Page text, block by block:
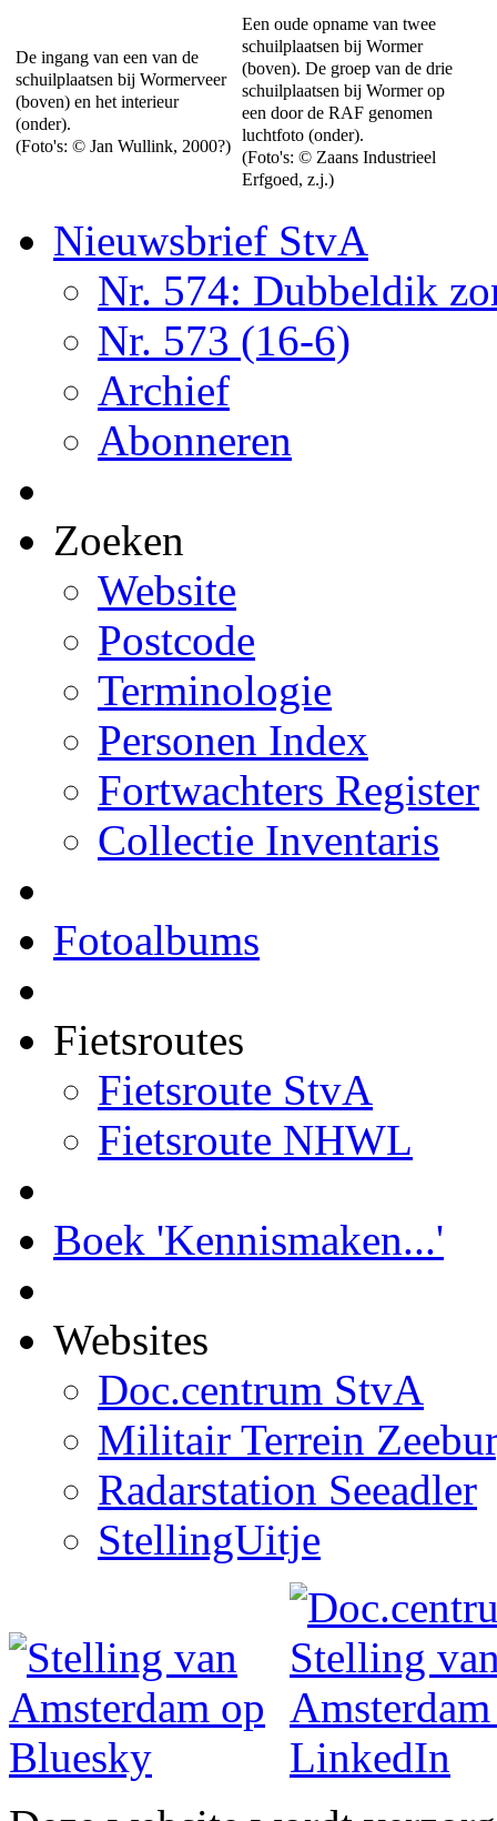
De ingang van een van de
schuilplaatsen bij Wormerveer
(boven) en het interieur
(onder).
(Foto's: © Jan Wullink, 2000?)
Een oude opname van twee
schuilplaatsen bij Wormer
(boven). De groep van de drie
schuilplaatsen bij Wormer op
een door de RAF genomen
luchtfoto (onder).
(Foto's: © Zaans Industrieel
Erfgoed, z.j.)
Nieuwsbrief StvA
Nr. 574: Dubbeldik
Nr. 573 (16-6)
Archief
Abonneren
Zoeken
Website
Postcode
Terminologie
Personen Index
Fortwachters Register
Collectie Inventaris
Fotoalbums
Fietsroutes
Fietsroute StvA
Fietsroute NHWL
Boek 'Kennismaken...'
Websites
Doc.centrum StvA
Militair Terrein
Radarstation Seeadler
StellingUitje